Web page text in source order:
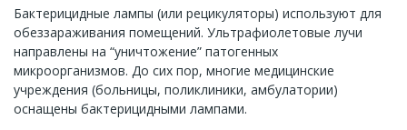
Бактерицидные лампы (или рецикуляторы) используют для
обеззараживания помещений. Ультрафиолетовые лучи
направлены на “уничтожение” патогенных
микроорганизмов. До сих пор, многие медицинские
учреждения (больницы, поликлиники, амбулатории)
оснащены бактерицидными лампами.